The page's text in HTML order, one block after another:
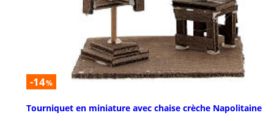
-14%
Tourniquet en miniature avec chaise crèche Napolitaine